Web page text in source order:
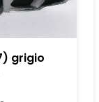
grigio